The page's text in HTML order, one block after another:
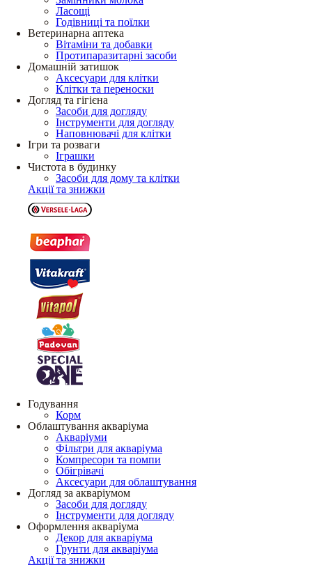
Ласощі
Годівниці та поїлки
Ветеринарна аптека
Вітаміни та добавки
Протипаразитарні засоби
Домашній затишок
Аксесуари для клітки
Клітки та переноски
Догляд та гігієна
Засоби для догляду
Інструменти для догляду
Наповнювачі для клітки
Ігри та розваги
Іграшки
Чистота в будинку
Засоби для дому та клітки
Акції та знижки
Годування
Корм
Облаштування акваріума
Акваріуми
Фільтри для акваріума
Компресори та помпи
Обігрівачі
Аксесуари для облаштування
Догляд за акваріумом
Засоби для догляду
Інструменти для догляду
Оформлення акваріума
Декор для акваріума
Грунти для акваріума
Акції та знижки